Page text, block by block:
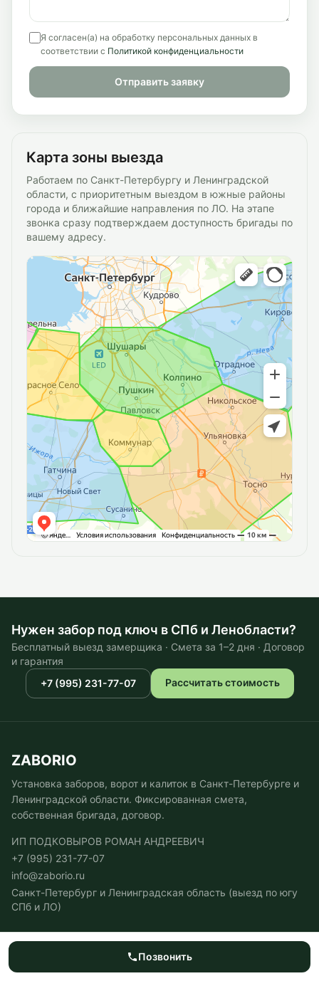
Я согласен(а) на обработку персональных данных в
соответствии с Политикой конфиденциальности
Отправить заявку
Карта зоны выезда
Работаем по Санкт-Петербургу и Ленинградской
области, с приоритетным выездом в южные районы
города и ближайшие направления по ЛО. На этапе
звонка сразу подтверждаем доступность бригады по
вашему адресу.
Нужен забор под ключ в СПб и Ленобласти?
Бесплатный выезд замерщика · Смета за 1–2 дня · Договор
и гарантия
+7 (995) 231-77-07
Рассчитать стоимость
ZABORIO
Установка заборов, ворот и калиток в Санкт-Петербурге и
Ленинградской области. Фиксированная смета,
собственная бригада, договор.
ИП ПОДКОВЫРОВ РОМАН АНДРЕЕВИЧ
+7 (995) 231-77-07
info@zaborio.ru
Санкт-Петербург и Ленинградская область (выезд по югу
СПб и ЛО)
УСЛУГИ
Позвонить